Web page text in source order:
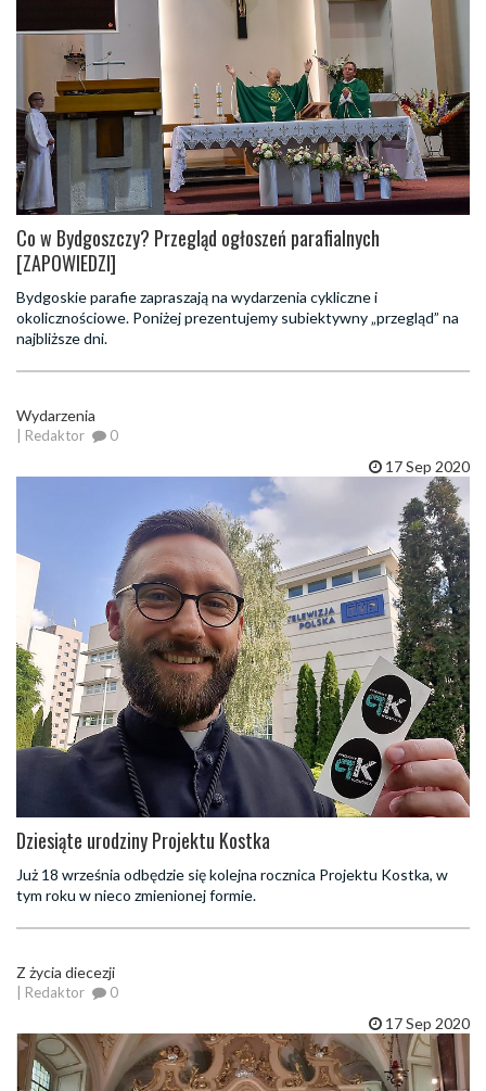
Co w Bydgoszczy? Przegląd ogłoszeń parafialnych
[ZAPOWIEDZI]
Bydgoskie parafie zapraszają na wydarzenia cykliczne i
okolicznościowe. Poniżej prezentujemy subiektywny „przegląd” na
najbliższe dni.
Wydarzenia
| Redaktor 0
17 Sep 2020
Dziesiąte urodziny Projektu Kostka
Już 18 września odbędzie się kolejna rocznica Projektu Kostka, w
tym roku w nieco zmienionej formie.
Z życia diecezji
| Redaktor 0
17 Sep 2020